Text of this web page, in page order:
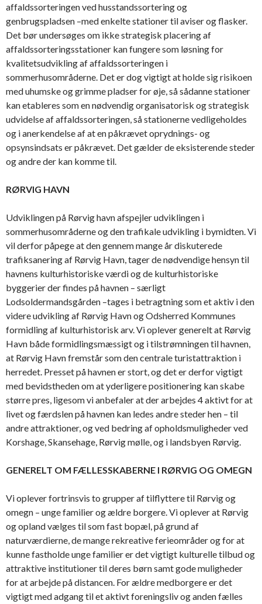
affaldssorteringen ved husstandssortering og
genbrugspladsen –med enkelte stationer til aviser og flasker.
Det bør undersøges om ikke strategisk placering af
affaldssorteringsstationer kan fungere som løsning for
kvalitetsudvikling af affaldssorteringen i
sommerhusområderne. Det er dog vigtigt at holde sig risikoen
med uhumske og grimme pladser for øje, så sådanne stationer
kan etableres som en nødvendig organisatorisk og strategisk
udvidelse af affaldssorteringen, så stationerne vedligeholdes
og i anerkendelse af at en påkrævet oprydnings- og
opsynsindsats er påkrævet. Det gælder de eksisterende steder
og andre der kan komme til.
RØRVIG HAVN
Udviklingen på Rørvig havn afspejler udviklingen i
sommerhusområderne og den trafikale udvikling i bymidten. Vi
vil derfor påpege at den gennem mange år diskuterede
trafiksanering af Rørvig Havn, tager de nødvendige hensyn til
havnens kulturhistoriske værdi og de kulturhistoriske
byggerier der findes på havnen – særligt
Lodsoldermandsgården –tages i betragtning som et aktiv i den
videre udvikling af Rørvig Havn og Odsherred Kommunes
formidling af kulturhistorisk arv. Vi oplever generelt at Rørvig
Havn både formidlingsmæssigt og i tilstrømningen til havnen,
at Rørvig Havn fremstår som den centrale turistattraktion i
herredet. Presset på havnen er stort, og det er derfor vigtigt
med bevidstheden om at yderligere positionering kan skabe
større pres, ligesom vi anbefaler at der arbejdes 4 aktivt for at
livet og færdslen på havnen kan ledes andre steder hen – til
andre attraktioner, og ved bedring af opholdsmuligheder ved
Korshage, Skansehage, Rørvig mølle, og i landsbyen Rørvig.
GENERELT OM FÆLLESSKABERNE I RØRVIG OG OMEGN
Vi oplever fortrinsvis to grupper af tilflyttere til Rørvig og
omegn – unge familier og ældre borgere. Vi oplever at Rørvig
og opland vælges til som fast bopæl, på grund af
naturværdierne, de mange rekreative ferieområder og for at
kunne fastholde unge familier er det vigtigt kulturelle tilbud og
attraktive institutioner til deres børn samt gode muligheder
for at arbejde på distancen. For ældre medborgere er det
vigtigt med adgang til et aktivt foreningsliv og anden fælles